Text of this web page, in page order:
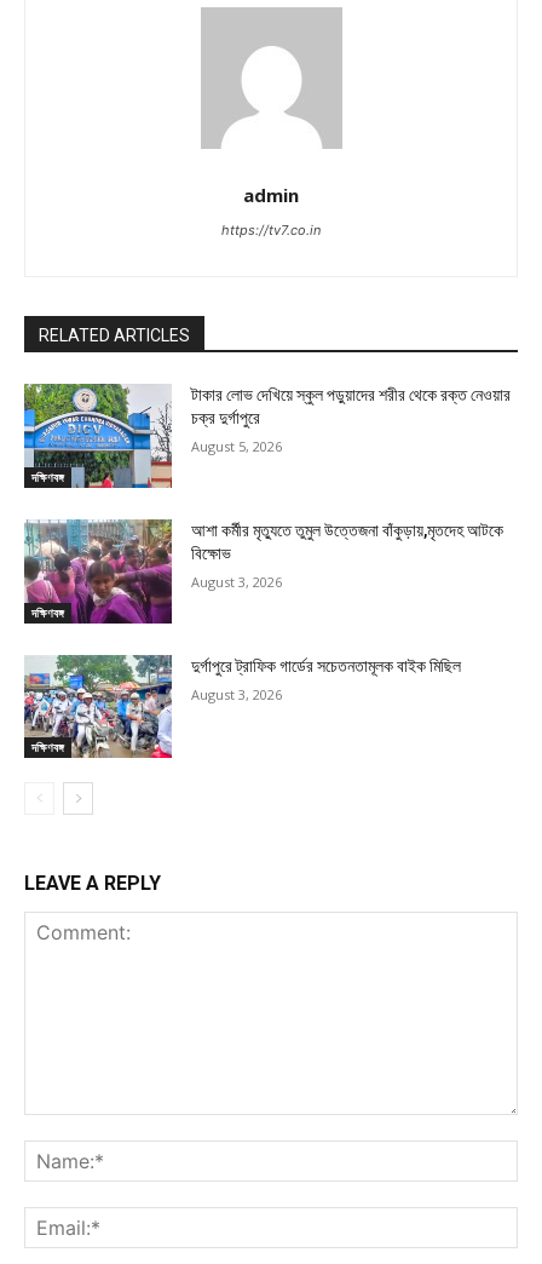
admin
https://tv7.co.in
RELATED ARTICLES
দক্ষিণবঙ্গ
টাকার লোভ দেখিয়ে স্কুল পড়ুয়াদের শরীর থেকে রক্ত নেওয়ার
চক্র দুর্গাপুরে
August 5, 2026
দক্ষিণবঙ্গ
আশা কর্মীর মৃত্যুতে তুমুল উত্তেজনা বাঁকুড়ায়,মৃতদেহ আটকে
বিক্ষোভ
August 3, 2026
দক্ষিণবঙ্গ
দুর্গাপুরে ট্রাফিক গার্ডের সচেতনতামূলক বাইক মিছিল
August 3, 2026
LEAVE A REPLY